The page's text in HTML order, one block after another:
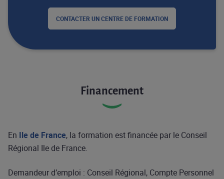
CONTACTER UN CENTRE DE FORMATION
Financement
En Ile de France, la formation est financée par le Conseil
Régional Ile de France.
Demandeur d’emploi : Conseil Régional, Compte Personnel